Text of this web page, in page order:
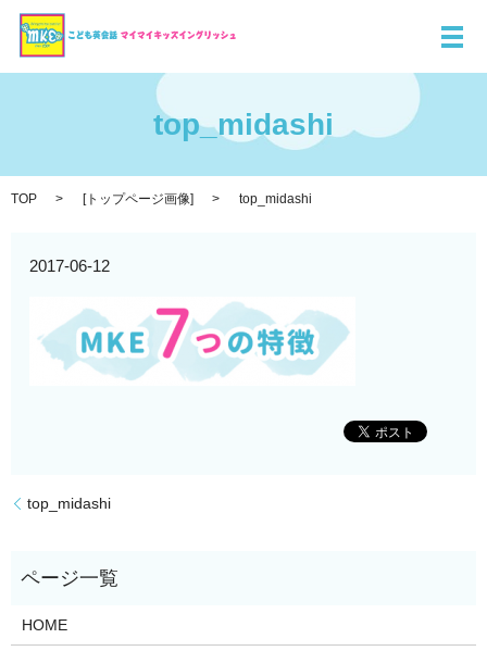
メ
top_midashi
TOP [トップページ画像] top_midashi
2017-06-12
top_midashi
HOME